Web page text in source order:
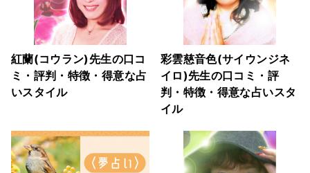
紅蘭(コウラン)先生の口コ
ミ・評判・特徴・得意な占
いスタイル
彩雲慈音色(サイウンジネ
イロ)先生の口コミ・評
判・特徴・得意な占いスタ
イル